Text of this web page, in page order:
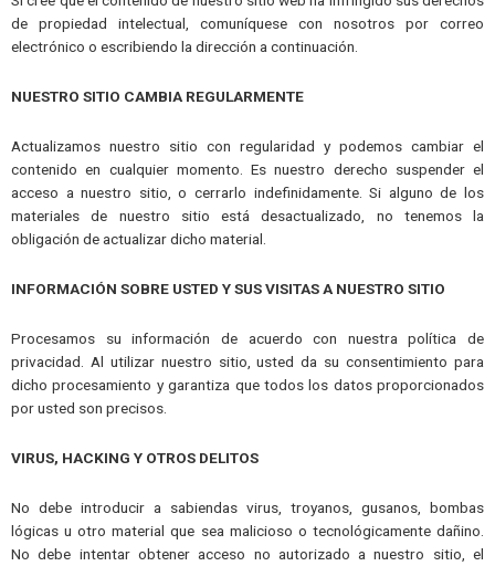
de propiedad intelectual, comuníquese con nosotros por correo
electrónico o escribiendo la dirección a continuación.
NUESTRO SITIO CAMBIA REGULARMENTE
Actualizamos nuestro sitio con regularidad y podemos cambiar el
contenido en cualquier momento. Es nuestro derecho suspender el
acceso a nuestro sitio, o cerrarlo indefinidamente. Si alguno de los
materiales de nuestro sitio está desactualizado, no tenemos la
obligación de actualizar dicho material.
INFORMACIÓN SOBRE USTED Y SUS VISITAS A NUESTRO SITIO
Procesamos su información de acuerdo con nuestra política de
privacidad. Al utilizar nuestro sitio, usted da su consentimiento para
dicho procesamiento y garantiza que todos los datos proporcionados
por usted son precisos.
VIRUS, HACKING Y OTROS DELITOS
No debe introducir a sabiendas virus, troyanos, gusanos, bombas
lógicas u otro material que sea malicioso o tecnológicamente dañino.
No debe intentar obtener acceso no autorizado a nuestro sitio, el